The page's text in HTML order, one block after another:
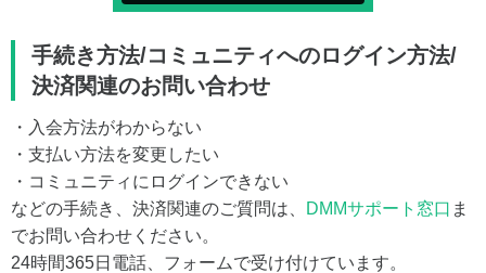
手続き方法/コミュニティへのログイン方法/
決済関連のお問い合わせ
・入会方法がわからない
・支払い方法を変更したい
・コミュニティにログインできない
などの手続き、決済関連のご質問は、
DMMサポート窓口 ま
でお問い合わせください。
24時間365日電話、フォームで受け付けています。